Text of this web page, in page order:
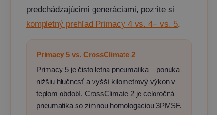
predchádzajúcimi generáciami, pozrite si
kompletný prehľad Primacy 4 vs. 4+ vs. 5.
Primacy 5 vs. CrossClimate 2
Primacy 5 je čisto letná pneumatika – ponúka
nižšiu hlučnosť a vyšší kilometrový výkon v
teplom období. CrossClimate 2 je celoročná
pneumatika so zimnou homologáciou 3PMSF.